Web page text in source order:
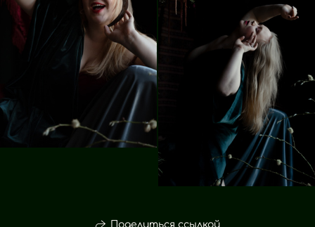
Поделиться ссылкой